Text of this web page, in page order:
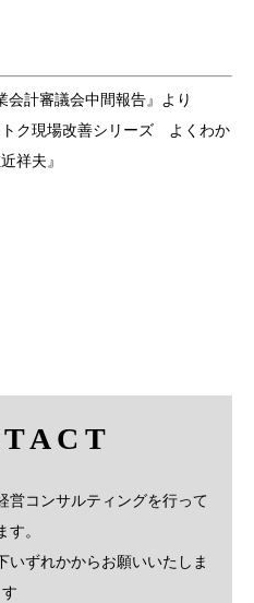
計審議会中間報告』より
ク現場改善シリーズ よくわか
祥夫』
A C T
営コンサルティングを行って
す。
いずれかからお願いいたしま
す